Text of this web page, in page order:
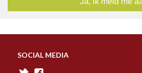
SOCIAL MEDIA